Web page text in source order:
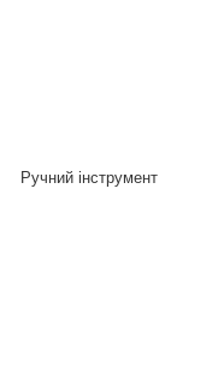
Ручний інструмент